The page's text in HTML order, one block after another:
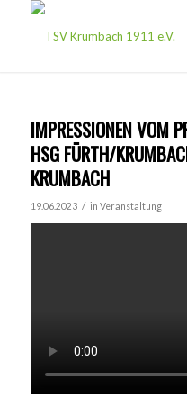
IMPRESSIONEN VOM
HSG FÜRTH/
KRUMBACH
19.06.2023 / in Veranstaltung